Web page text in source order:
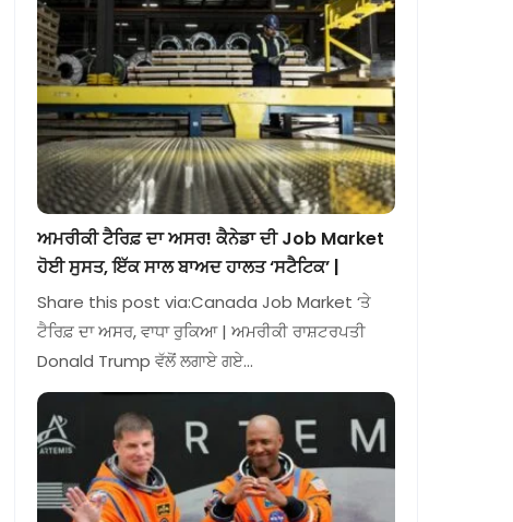
ਅਮਰੀਕੀ ਟੈਰਿਫ਼ ਦਾ ਅਸਰ! ਕੈਨੇਡਾ ਦੀ Job Market
ਹੋਈ ਸੁਸਤ, ਇੱਕ ਸਾਲ ਬਾਅਦ ਹਾਲਤ ‘ਸਟੈਟਿਕ’ |
Share this post via:Canada Job Market ‘ਤੇ
ਟੈਰਿਫ਼ ਦਾ ਅਸਰ, ਵਾਧਾ ਰੁਕਿਆ | ਅਮਰੀਕੀ ਰਾਸ਼ਟਰਪਤੀ
Donald Trump ਵੱਲੋਂ ਲਗਾਏ ਗਏ…